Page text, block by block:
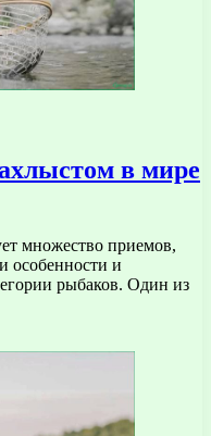
в мире
множество приемов,
особенности и
рыбаков. Один из